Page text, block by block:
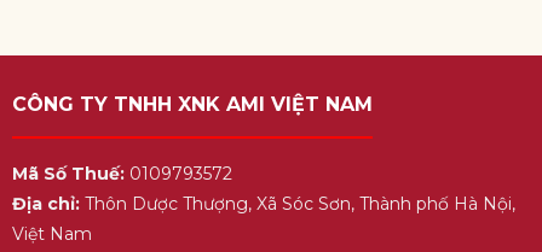
CÔNG TY TNHH XNK AMI VIỆT NAM
Mã Số Thuế:0109793572
Địa chỉ:Thôn Dược Thượng, Xã Sóc Sơn, Thành phố Hà Nội,
Việt Nam